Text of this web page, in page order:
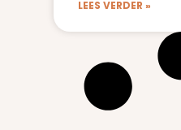
LEES VERDER »